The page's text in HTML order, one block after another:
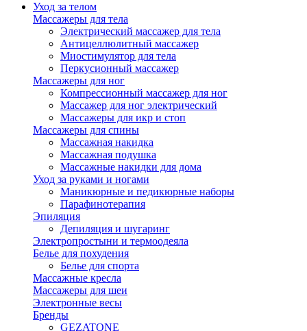
Уход за телом
Массажеры для тела
Электрический массажер для тела
Антицеллюлитный массажер
Миостимулятор для тела
Перкусионный массажер
Массажеры для ног
Компрессионный массажер для ног
Массажер для ног электрический
Массажеры для икр и стоп
Массажеры для спины
Массажная накидка
Массажная подушка
Массажные накидки для дома
Уход за руками и ногами
Маникюрные и педикюрные наборы
Парафинотерапия
Эпиляция
Депиляция и шугаринг
Электропростыни и термоодеяла
Белье для похудения
Белье для спорта
Массажные кресла
Массажеры для шеи
Электронные весы
Бренды
GEZATONE